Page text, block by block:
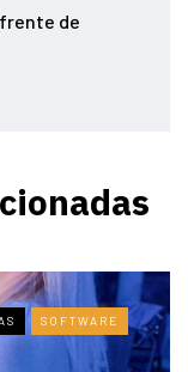
de
SOFTWARE